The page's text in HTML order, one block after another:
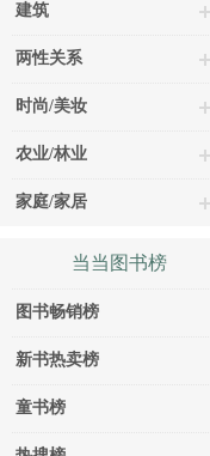
建筑
两性关系
时尚/美妆
农业/林业
家庭/家居
当当图书榜
图书畅销榜
新书热卖榜
童书榜